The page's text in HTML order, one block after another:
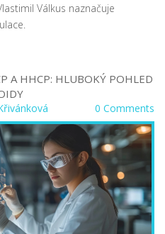
Válkus naznačuje
A HHCP: HLUBOKÝ POHLED
0 Comments